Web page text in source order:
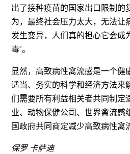
出了接种疫苗的国家出口限制的
为，最终社会压力太大，无法让
发生变异，人们真的担心它会成
毒”。
显然，高致病性禽流感是一个健
适当、务实的科学和经济方法来
们需要所有利益相关者共同制定
业、动物保健公司、世界禽流感
国政府共同商定减少高致病性禽
保罗·卡萨迪